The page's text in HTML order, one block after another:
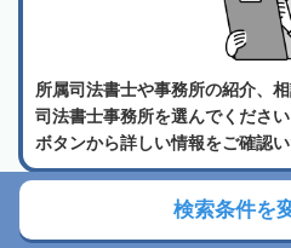
所属司法書士や事務所の紹介、
司法書士事務所を選んでくださ
ボタンから詳しい情報をご確認い
検索条件を